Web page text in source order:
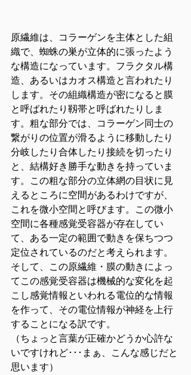
原繊維は、コラーゲンを主体とした組
織で、蜘蛛の巣が立体的に張ったよう
な構造になっています。フラクタル構
造、あるいはカオス構造と言われたり
します。その組織構造が密になると膜
と呼ばれたり靱帯と呼ばれたりしま
す。粗な部分では、コラーゲン同士の
繋がりの位置が滑るように移動したり
分岐したり合体したり接続を切ったり
と、結構好き勝手な動きを持っていま
す。この粗な部分の立体網の目状に見
えるところに空間があるわけですが、
これを微小空間と呼びます。この微小
空間に各種感覚受容器が存在してい
て、ある一定の範囲で動きを保ちつつ
定位されているのだと考えられます。
そして、この原繊維・膜の動きによっ
てこの感覚受容器は機械的な変化を起
こし感覚情報といわれる電位的な情報
を作って、その電位情報が神経を上行
することになる訳です。
（ちょっと言葉が正確かどうか心許な
いですけれど･･･まぁ、こんな感じだと
思います）